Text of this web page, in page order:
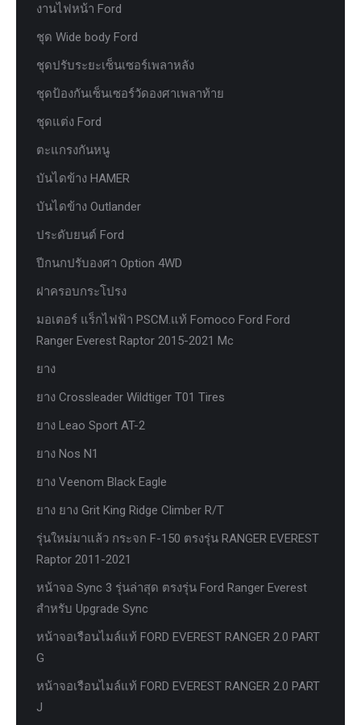
งานไฟหน้า Ford
ชุด Wide body Ford
ชุดปรับระยะเซ็นเซอร์เพลาหลัง
ชุดป้องกันเซ็นเซอร์วัดองศาเพลาท้าย
ชุดแต่ง Ford
ตะแกรงกันหนู
บันไดข้าง HAMER
บันไดข้าง Outlander
ประดับยนต์ Ford
ปีกนกปรับองศา Option 4WD
ฝาครอบกระโปรง
มอเตอร์ แร็กไฟฟ้า PSCM.แท้ Fomoco Ford Ford
Ranger Everest Raptor 2015-2021 Mc
ยาง
ยาง Crossleader Wildtiger T01 Tires
ยาง Leao Sport AT-2
ยาง Nos N1
ยาง Veenom Black Eagle
ยาง ยาง Grit King Ridge Climber R/T
รุ่นใหม่มาแล้ว กระจก F-150 ตรงรุ่น RANGER EVEREST
Raptor 2011-2021
หน้าจอ Sync 3 รุ่นล่าสุด ตรงรุ่น Ford Ranger Everest
สำหรับ Upgrade Sync
หน้าจอเรือนไมล์แท้ FORD EVEREST RANGER 2.0 PART
G
หน้าจอเรือนไมล์แท้ FORD EVEREST RANGER 2.0 PART
J